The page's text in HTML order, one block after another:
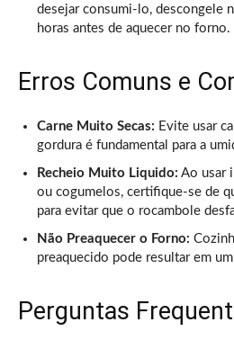
desejar consumi-lo, descongele
horas antes de aquecer no forno.
Erros Comuns e
Carne Muito Secas: Evite usar
gordura é fundamental para a
Recheio Muito Liquido: Ao usar
ou cogumelos, certifique-se de
para evitar que o rocambole
Não Preaquecer o Forno:
preaquecido pode resultar em
Perguntas